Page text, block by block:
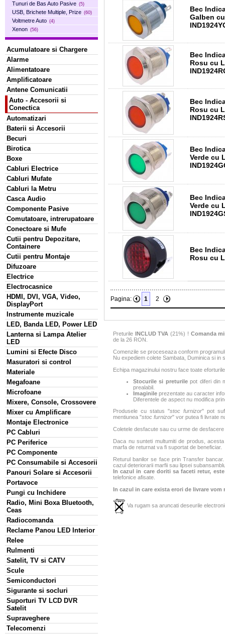
Tunuri de Bas Auto Pasive (5)
USB, Brichete Multiple, Prize (60)
Voltmetre Auto (4)
Xenon (56)
Acumulatoare si Chargere
Alarme
Alimentatoare
Amplificatoare
Antene Comunicatii
Auto - Accesorii si
Conectica
Automatizari
Baterii si Accesorii
Becuri
Birotica
Boxe
Cabluri Electrice
Cabluri Mufate
Cabluri la Metru
Casca Audio
Componente Pasive
Comutatoare, intrerupatoare
Conectoare si Mufe
Cutii pentru Depozitare,
Containere
Cutii pentru Montaje
Difuzoare
Electrice
Electrocasnice
HDMI, DVI, VGA, Video,
DisplayPort
Instrumente muzicale
LED, Banda LED, Power LED
Lanterna si Lampa Atelier
LED
Lumini si Efecte Disco
Masuratori si control
Materiale
Megafoane
Microfoane
Mixere, Console, Crossovere
Mixer cu Amplificare
Montaje Electronice
PC Cabluri
PC Periferice
PC Componente
PC Consumabile si Accesorii
Panouri Solare si Accesorii
Portavoce
Pungi cu Inchidere
Radio, Mini Boxa Bluetooth,
Ceas
Radiocomanda
Reclame Panou LED Interior
Relee
Rulmenti
Satelit, TV si CATV
Scule
Semiconductori
Sigurante si socluri
Suporturi TV LCD DVR
Satelit
Supraveghere
Telecomenzi
Bec
Galben
Bec
Rosu cu
Bec
Rosu cu
Bec
Verde cu
Bec
Verde cu
Bec
Rosu cu
Pagina: 1 2
Preturile INCLUD TVA (21%) ! Comanda
de la 26 RON.
Comenzile se proceseaza conform
Nu expediem colete Sambata, Duminica si in
Echipa magazinului nostru face toate
Stocurile si preturilepot diferi din
prealabil.
Imaginile prezentate au caracter
Diferentele de aspect nu modifica
Produsele cu status "stoc furnizor" pot
mentiunea "stoc furnizor" vor putea fi livrate
Coletele desfacute sau cu urme de
Daca nu sunteti multumiti de produs,
marfa de returnat va fi suportat de beneficiar.
Returul banilor se face prin Transfer
cazul deteriorarii marfii sau lipsei
In cazul in care doriti sa faceti retur,
telefonice afisate.
In cazul in care exista erori de livrare
Va rugam sa aruncati deseurile